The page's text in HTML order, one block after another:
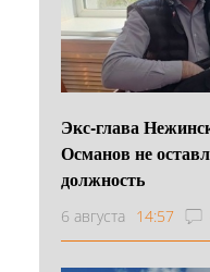
Экс-глава
Османов не
должность
6 августа 14:57